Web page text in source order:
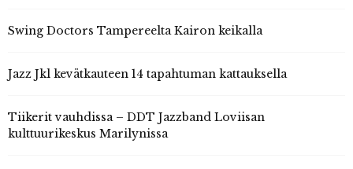
Swing Doctors Tampereelta Kairon keikalla
Jazz Jkl kevätkauteen 14 tapahtuman kattauksella
Tiikerit vauhdissa – DDT Jazzband Loviisan
kulttuurikeskus Marilynissa